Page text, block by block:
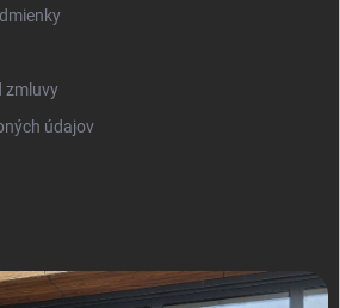
zmluvy
údajov